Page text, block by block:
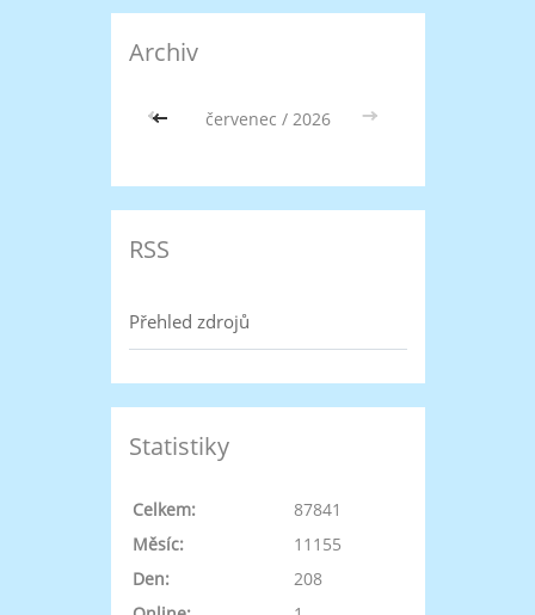
Archiv
<< červenec / 2026 >>
RSS
Přehled zdrojů
Statistiky
Celkem:
87841
Měsíc:
11155
Den:
208